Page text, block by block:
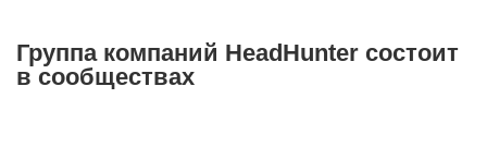
+7 495 980-64-27
Группа компаний HeadHunter состоит
в сообществах